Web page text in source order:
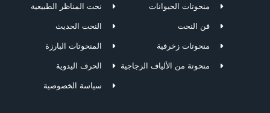
منحوتات الحيوانات
فن النحت
منحوتات زخرفية
منحوتة من الألياف الزجاجية
نحت المناظر الطبيعية
النحت الحديث
المنحوتات البارزة
الحرف اليدوية
سياسة الخصوصية